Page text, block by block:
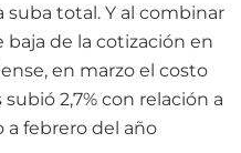
suba total. Y al combinar
baja de la cotización en
en marzo el costo
2,7% con relación a
a febrero del año